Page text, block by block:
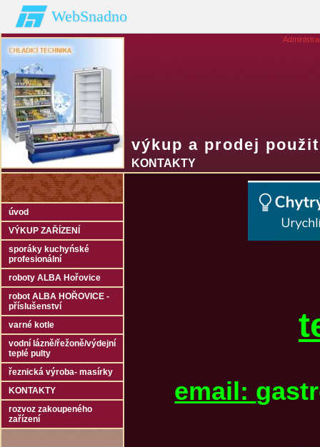
WebSnadno
výkup a prodej
KONTAKTY
úvod
VÝKUP ZAŘÍZENÍ
sporáky kuchyńské
profesionální
roboty ALBA Hořovice
robot ALBA HOŘOVICE -
příslušenství
varné kotle
vodní lázně/řežoně/výdejní
teplé pulty
řeznická výroba- masírky
KONTAKTY
rozvoz zakoupeného
zařízení
email: